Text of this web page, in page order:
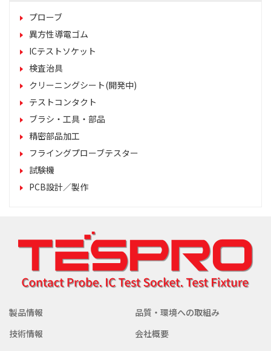
プローブ
異方性導電ゴム
ICテストソケット
検査治具
クリーニングシート(開発中)
テストコンタクト
ブラシ・工具・部品
精密部品加工
フライングプローブテスター
試験機
PCB設計／製作
製品情報
品質・環境への取組み
技術情報
会社概要